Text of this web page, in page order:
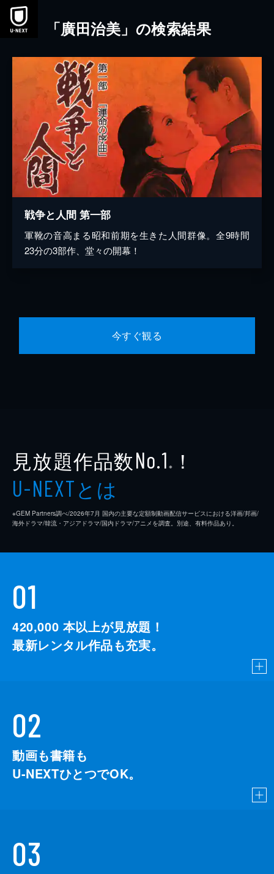
本文へスキップ
「廣田治美」の検索結果
戦争と人間 第一部
軍靴の音高まる昭和前期を生きた人間群像。全9時間
23分の3部作、堂々の開幕！
今すぐ観る
見放題作品数No.1 ※ ！
U-NEXTとは
※GEM Partners調べ/2026年7⽉ 国内の主要な定額制動画配信サービスにおける洋画/邦画/
海外ドラマ/韓流・アジアドラマ/国内ドラマ/アニメを調査。別途、有料作品あり。
01
420,000 本以上が見放題！
最新レンタル作品も充実。
02
動画も書籍も
U-NEXTひとつでOK。
03